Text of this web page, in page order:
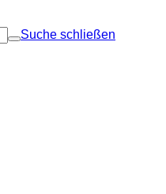
Suche schließen